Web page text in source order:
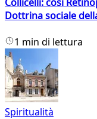
Collicelli: così
Dottrina sociale
1 min di lettura
Spiritualità